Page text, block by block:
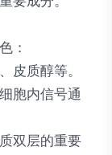
：
皮质醇等。
胞内信号通
双层的重要